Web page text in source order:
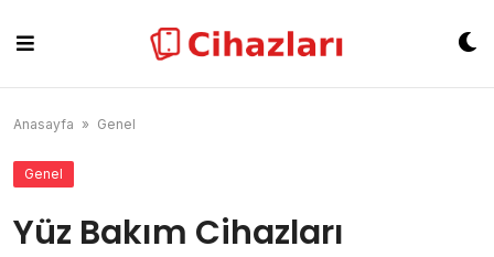
content
Anasayfa » Genel
Genel
Yüz Bakım Cihazları